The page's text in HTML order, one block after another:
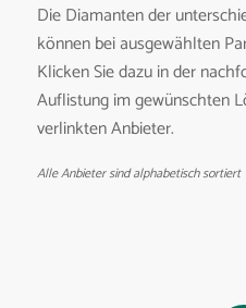
Die Diamanten der
können bei ausgewählten
Klicken Sie dazu in der
Auflistung im gewünschten
verlinkten Anbieter.
Alle Anbieter sind alphabetisch sortiert